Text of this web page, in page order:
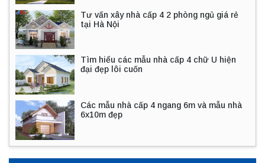
Tư vấn xây nhà cấp 4 2 phòng ngủ giá rẻ
tại Hà Nội
Tìm hiểu các mẫu nhà cấp 4 chữ U hiện
đại đẹp lôi cuốn
Các mẫu nhà cấp 4 ngang 6m và mẫu nhà
6x10m đẹp